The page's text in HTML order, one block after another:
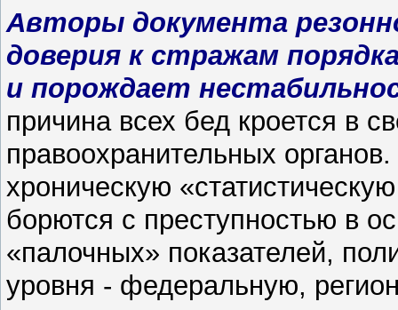
Авторы документа
доверия к стражам
и порождает
причина всех бед кроется в
правоохранительных
хроническую
борются с преступностью в
«палочных» показателей,
уровня - федеральную,